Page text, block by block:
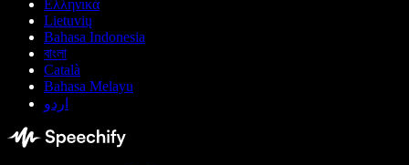
Ελληνικά
Lietuvių
Bahasa Indonesia
বাংলা
Català
Bahasa Melayu
اردو